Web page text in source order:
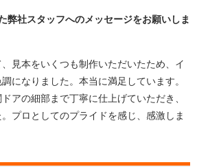
弊社スタッフへのメッセージをお願いしま
見本をいくつも制作いただいたため、イ
になりました。本当に満足しています。
アの細部まで丁寧に仕上げていただき、
プロとしてのプライドを感じ、感激しま